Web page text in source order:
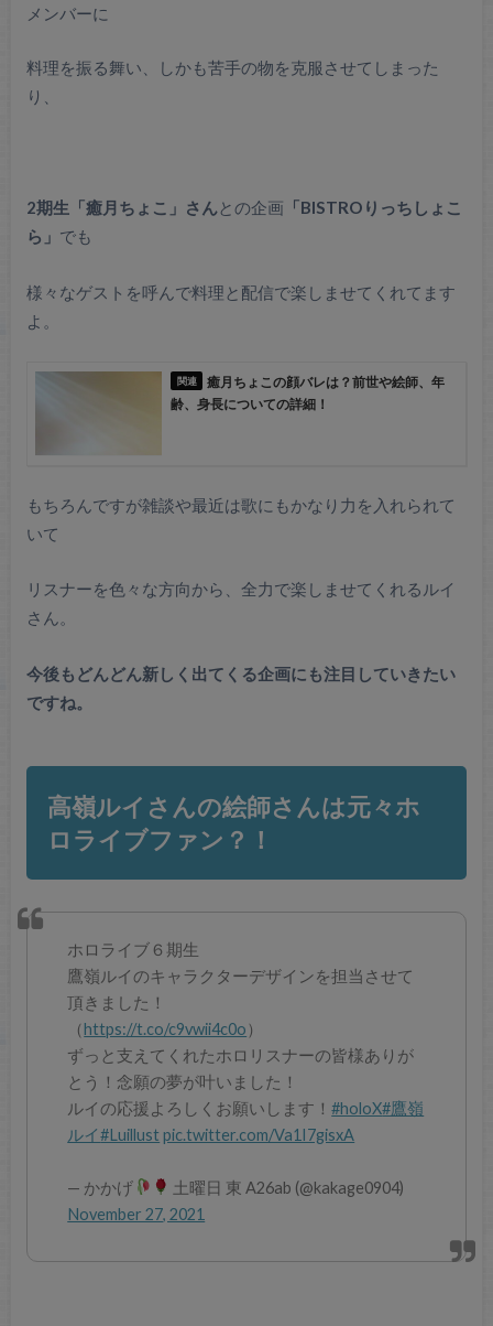
メンバーに
料理を振る舞い、しかも苦手の物を克服させてしまった
り、
2期生「癒月ちょこ」さんとの企画 「BISTROりっちしょこ
ら」 でも
様々なゲストを呼んで料理と配信で楽しませてくれてます
よ。
癒月ちょこの顔バレは？前世や絵師、年
齢、身長についての詳細！
もちろんですが雑談や最近は歌にもかなり力を入れられて
いて
リスナーを色々な方向から、全力で楽しませてくれるルイ
さん。
今後もどんどん新しく出てくる企画にも注目していきたい
ですね。
高嶺ルイさんの絵師さんは元々ホ
ロライブファン？！
ホロライブ６期生
鷹嶺ルイのキャラクターデザインを担当させて
頂きました！
（https://t.co/c9vwii4c0o ）
ずっと支えてくれたホロリスナーの皆様ありが
とう！念願の夢が叶いました！
ルイの応援よろしくお願いします！#holoX#鷹嶺
ルイ#Luillust pic.twitter.com/Va1I7gisxA
— かかげ
土曜日 東 A26ab (@kakage0904)
November 27, 2021